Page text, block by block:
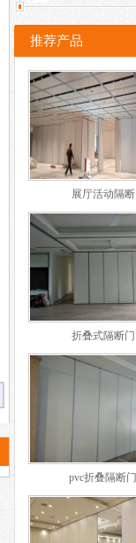
推荐产品
展厅活动隔断
折叠式隔断门
pvc折叠隔断门